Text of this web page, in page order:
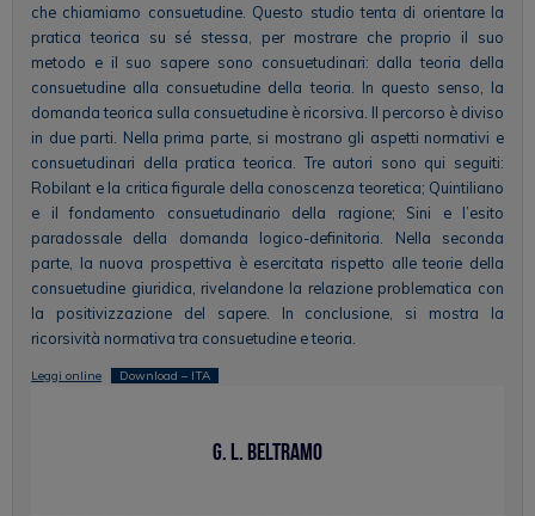
che chiamiamo consuetudine. Questo studio tenta di orientare la
pratica teorica su sé stessa, per mostrare che proprio il suo
metodo e il suo sapere sono consuetudinari: dalla teoria della
consuetudine alla consuetudine della teoria. In questo senso, la
domanda teorica sulla consuetudine è ricorsiva. Il percorso è diviso
in due parti. Nella prima parte, si mostrano gli aspetti normativi e
consuetudinari della pratica teorica. Tre autori sono qui seguiti:
Robilant e la critica figurale della conoscenza teoretica; Quintiliano
e il fondamento consuetudinario della ragione; Sini e l’esito
paradossale della domanda logico-definitoria. Nella seconda
parte, la nuova prospettiva è esercitata rispetto alle teorie della
consuetudine giuridica, rivelandone la relazione problematica con
la positivizzazione del sapere. In conclusione, si mostra la
ricorsività normativa tra consuetudine e teoria.
Leggi online Download – ITA
G. L. Beltramo